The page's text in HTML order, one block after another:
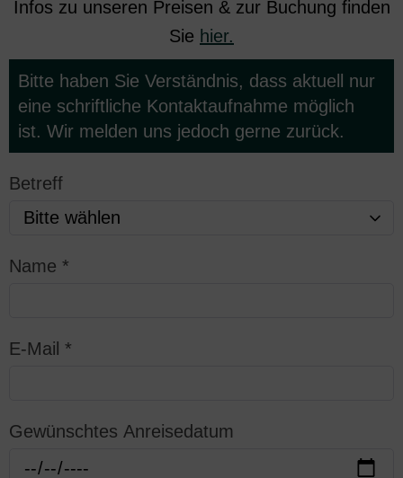
Infos zu unseren Preisen & zur Buchung finden
Sie hier.
Bitte haben Sie Verständnis, dass aktuell nur
eine schriftliche Kontaktaufnahme möglich
ist. Wir melden uns jedoch gerne zurück.
Betreff
Name *
E-Mail *
Gewünschtes Anreisedatum